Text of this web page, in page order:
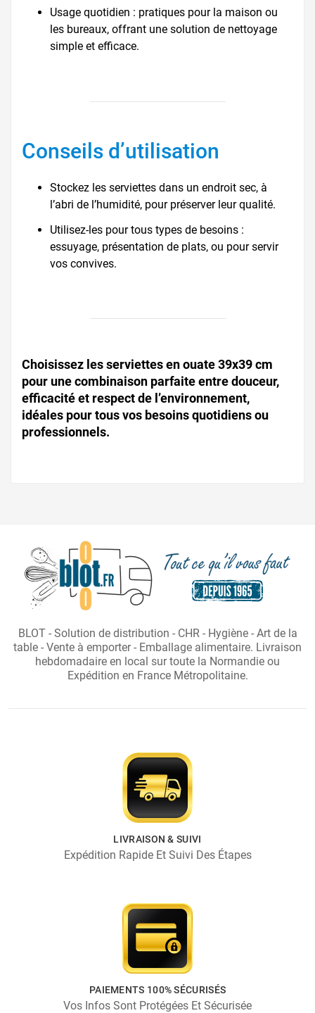
Usage quotidien : pratiques pour la maison ou
les bureaux, offrant une solution de nettoyage
simple et efficace.
Conseils d’utilisation
Stockez les serviettes dans un endroit sec, à
l’abri de l’humidité, pour préserver leur qualité.
Utilisez-les pour tous types de besoins :
essuyage, présentation de plats, ou pour servir
vos convives.
Choisissez les serviettes en ouate 39x39 cm
pour une combinaison parfaite entre douceur,
efficacité et respect de l’environnement,
idéales pour tous vos besoins quotidiens ou
professionnels.
BLOT - Solution de distribution - CHR - Hygiène - Art de la
table - Vente à emporter - Emballage alimentaire. Livraison
hebdomadaire en local sur toute la Normandie ou
Expédition en France Métropolitaine.
LIVRAISON & SUIVI
Expédition Rapide Et Suivi Des Étapes
PAIEMENTS 100% SÉCURISÉS
Vos Infos Sont Protégées Et Sécurisée